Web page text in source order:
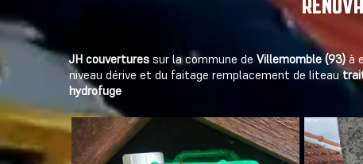
JH couvertures sur la commune de Villemomble (93) à
niveau dérive et du faitage remplacement de liteau
hydrofuge